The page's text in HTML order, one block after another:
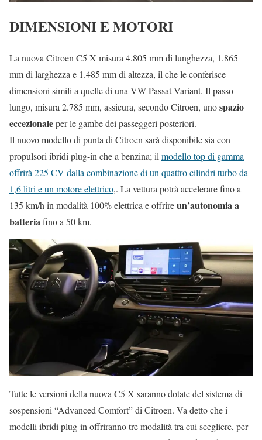
DIMENSIONI E MOTORI
La nuova Citroen C5 X misura 4.805 mm di lunghezza, 1.865
mm di larghezza e 1.485 mm di altezza, il che le conferisce
dimensioni simili a quelle di una VW Passat Variant. Il passo
lungo, misura 2.785 mm, assicura, secondo Citroen, unospazio
eccezionaleper le gambe dei passeggeri posteriori.
Il nuovo modello di punta di Citroen sarà disponibile sia con
propulsori ibridi plug-in che a benzina; ilmodello top di gamma
offrirà 225 CV dalla combinazione di un quattro cilindri turbo da
1,6 litri e un motore elettrico,. La vettura potrà accelerare fino a
135 km/h in modalità 100% elettrica e offrireun’autonomia a
batteriafino a 50 km.
Tutte le versioni della nuova C5 X saranno dotate del sistema di
sospensioni “Advanced Comfort” di Citroen. Va detto che i
modelli ibridi plug-in offriranno tre modalità tra cui scegliere, per